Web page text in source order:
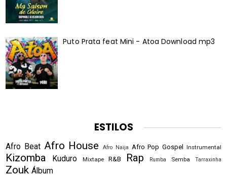
Puto Prata feat Mini - Atoa Download mp3
ESTILOS
Afro Beat Afro House Afro Naija Afro Pop Gospel Instrumental
Kizomba Kuduro Mixtape R&B Rap Rumba Semba Tarraxinha
Zouk Álbum